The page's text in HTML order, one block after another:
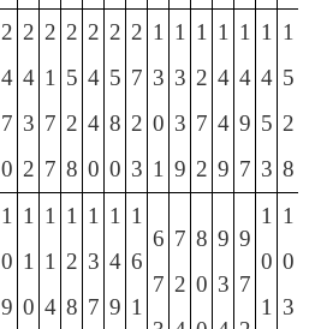
2
4
7
0
2
4
3
2
2
1
7
7
2
5
2
8
2
4
4
0
2
5
8
0
2
7
2
3
1
3
0
1
1
3
3
9
1
2
7
2
1
4
4
9
1
4
9
7
1
4
5
3
1
5
2
8
1
0
9
1
1
0
1
1
4
1
2
8
1
3
7
1
4
9
1
6
1
6
7
7
2
8
0
9
3
9
7
1
0
1
1
0
3